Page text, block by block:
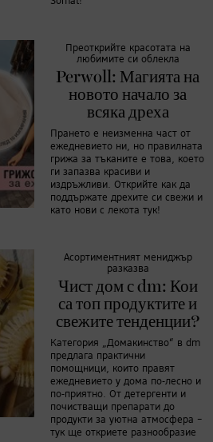
Преоткрийте красотата на
любимите си облекла
Perwoll: Магията на
новото начало за
всяка дреха
Прането е неизменна част от
ежедневието ни, но правилната
грижа за тъканите е това, което
ги запазва красиви и
издръжливи. Открийте как да
поддържате дрехите си свежи и
като нови с лекота тук!
Асортиментният мениджър
разказва
Чист дом с dm: Кои
са топ продуктите и
свежите тенденции?
Категория „Домакинство“ в dm
предлага практични
помощници, които правят
ежедневието у дома по-лесно и
по-приятно. От детергенти и
почистващи препарати до
продукти за уютна атмосфера –
тук ще откриете разнообразие